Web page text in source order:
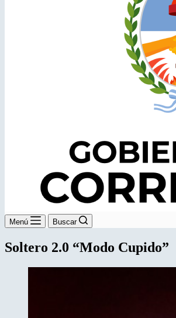
Menú Buscar
Soltero 2.0 “Modo Cupido”